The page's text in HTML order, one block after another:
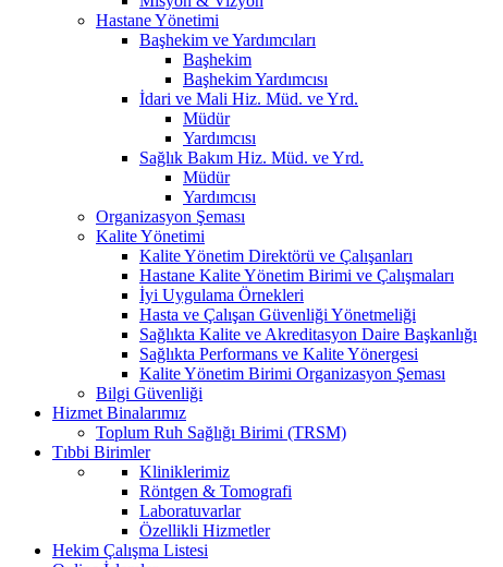
Hastane Yönetimi
Başhekim ve Yardımcıları
Başhekim
Başhekim Yardımcısı
İdari ve Mali Hiz. Müd. ve Yrd.
Müdür
Yardımcısı
Sağlık Bakım Hiz. Müd. ve Yrd.
Müdür
Yardımcısı
Organizasyon Şeması
Kalite Yönetimi
Kalite Yönetim Direktörü ve Çalışanları
Hastane Kalite Yönetim Birimi ve Çalışmaları
İyi Uygulama Örnekleri
Hasta ve Çalışan Güvenliği Yönetmeliği
Sağlıkta Kalite ve Akreditasyon Daire Başkanlığı
Sağlıkta Performans ve Kalite Yönergesi
Kalite Yönetim Birimi Organizasyon Şeması
Bilgi Güvenliği
Hizmet Binalarımız
Toplum Ruh Sağlığı Birimi (TRSM)
Tıbbi Birimler
Kliniklerimiz
Röntgen & Tomografi
Laboratuvarlar
Özellikli Hizmetler
Hekim Çalışma Listesi